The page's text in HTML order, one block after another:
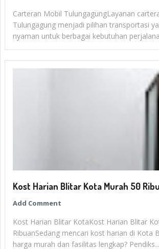
Carteran Mobil TulungagungLayanan
Tulungagung menjadi pilihan transportasi
nyaman untuk berbagai kebutuhan
Kost Harian Blitar Kota Murah 50
Add Comment
Kost Harian Blitar KotaKost Harian Blitar
RibuanSedang mencari kost harian di Kota
harga murah dan fasilitas lengkap? Pendiks...